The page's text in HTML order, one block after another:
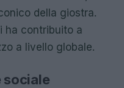
della giostra.
ha contribuito a
a livello globale.
sociale